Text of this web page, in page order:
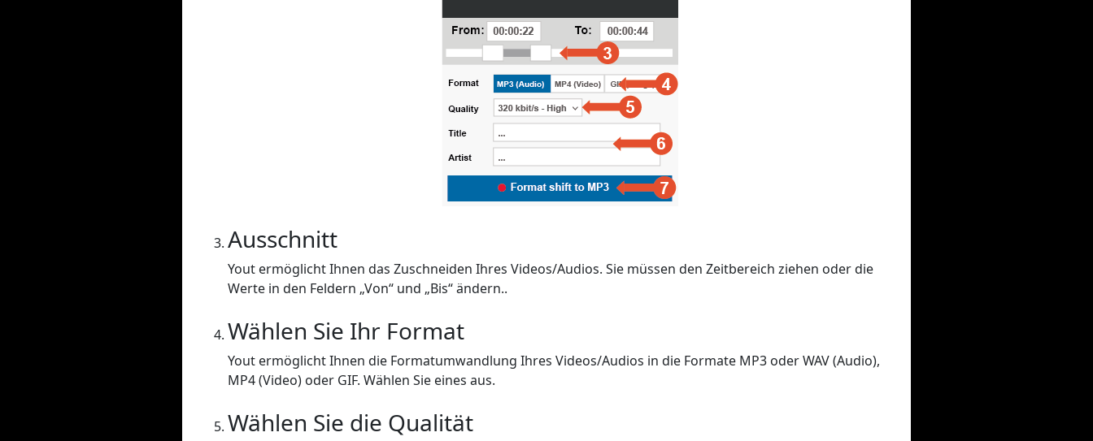
Ausschnitt
Yout ermöglicht Ihnen das Zuschneiden Ihres Videos/Audios. Sie müssen den Zeitbereich ziehen oder die
Werte in den Feldern „Von“ und „Bis“ ändern..
Wählen Sie Ihr Format
Yout ermöglicht Ihnen die Formatumwandlung Ihres Videos/Audios in die Formate MP3 oder WAV (Audio),
MP4 (Video) oder GIF. Wählen Sie eines aus.
Wählen Sie die Qualität